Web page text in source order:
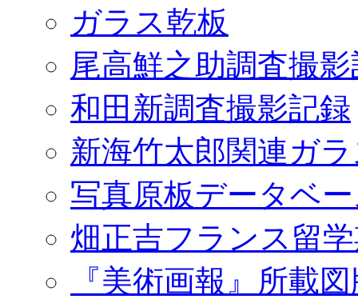
ガラス乾板
尾高鮮之助調査撮
和田新調査撮影記録
新海竹太郎関連ガ
写真原板データベ
畑正吉フランス留
『美術画報』所載